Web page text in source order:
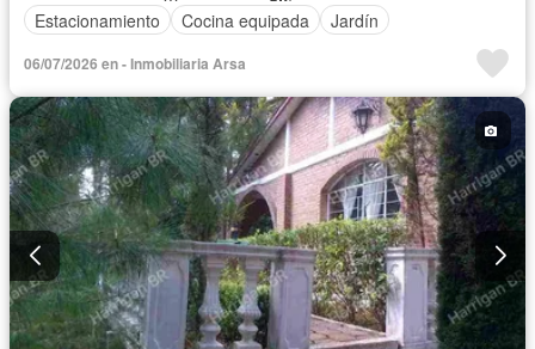
Estacionamiento
Cocina equipada Jardín
06/07/2026 en - Inmobiliaria Arsa